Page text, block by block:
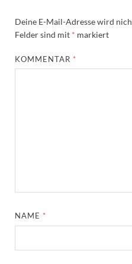
Deine E-Mail-Adresse wird
Felder sind mit * markiert
KOMMENTAR *
NAME *